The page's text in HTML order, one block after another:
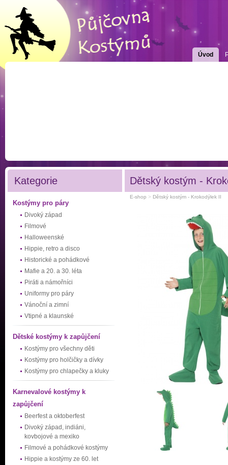
Úvod
Kategorie
Kostýmy pro páry
Divoký západ
Filmové
Halloweenské
Hippie, retro a disco
Historické a pohádkové
Mafie a 20. a 30. léta
Piráti a námořníci
Uniformy pro páry
Vánoční a zimní
Vtipné a klaunské
Dětské kostýmy k zapůjčení
Kostýmy pro všechny děti
Kostýmy pro holčičky a dívky
Kostýmy pro chlapečky a kluky
Karnevalové kostýmy k
zapůjčení
Beerfest a oktoberfest
Divoký západ, indiáni,
kovbojové a mexiko
Filmové a pohádkové kostýmy
Hippie a kostýmy ze 60. let
Dětský kostým -
E-shop > Dětský kostým - Krokodýlek II